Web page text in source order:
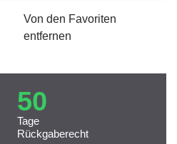
Von den Favoriten
entfernen
50
Tage
Rückgaberecht